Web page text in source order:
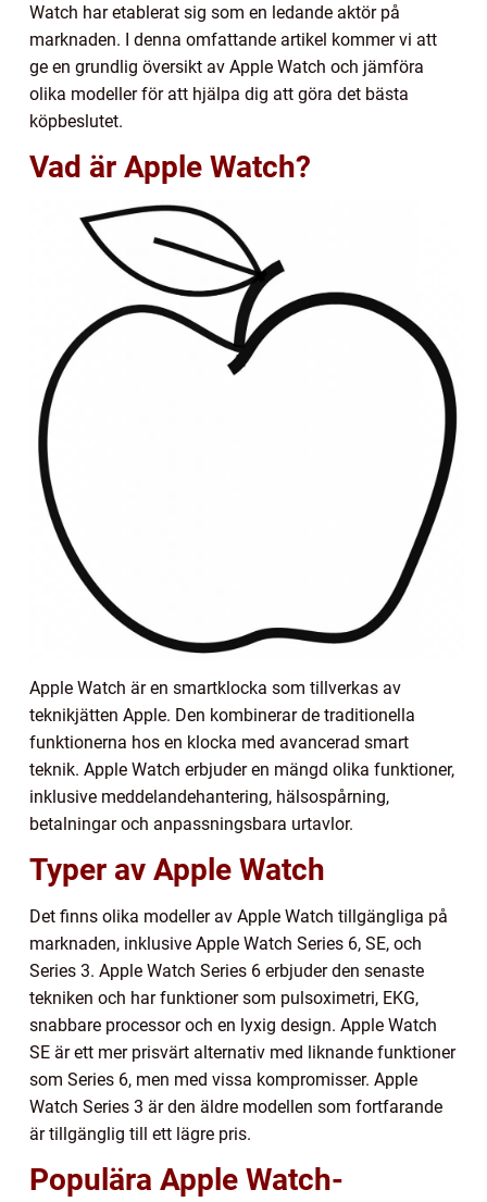
Watch har etablerat sig som en ledande aktör på
marknaden. I denna omfattande artikel kommer vi att
ge en grundlig översikt av Apple Watch och jämföra
olika modeller för att hjälpa dig att göra det bästa
köpbeslutet.
Vad är Apple Watch?
Apple Watch är en smartklocka som tillverkas av
teknikjätten Apple. Den kombinerar de traditionella
funktionerna hos en klocka med avancerad smart
teknik. Apple Watch erbjuder en mängd olika funktioner,
inklusive meddelandehantering, hälsospårning,
betalningar och anpassningsbara urtavlor.
Typer av Apple Watch
Det finns olika modeller av Apple Watch tillgängliga på
marknaden, inklusive Apple Watch Series 6, SE, och
Series 3. Apple Watch Series 6 erbjuder den senaste
tekniken och har funktioner som pulsoximetri, EKG,
snabbare processor och en lyxig design. Apple Watch
SE är ett mer prisvärt alternativ med liknande funktioner
som Series 6, men med vissa kompromisser. Apple
Watch Series 3 är den äldre modellen som fortfarande
är tillgänglig till ett lägre pris.
Populära Apple Watch-